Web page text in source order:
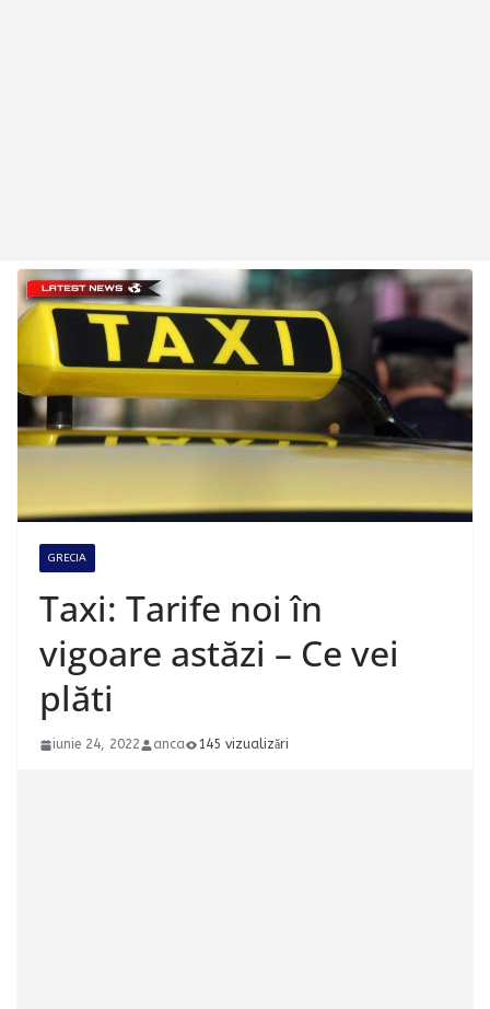
GRECIA
Taxi: Tarife noi în
vigoare astăzi – Ce vei
plăti
iunie 24, 2022 anca 145 vizualizări